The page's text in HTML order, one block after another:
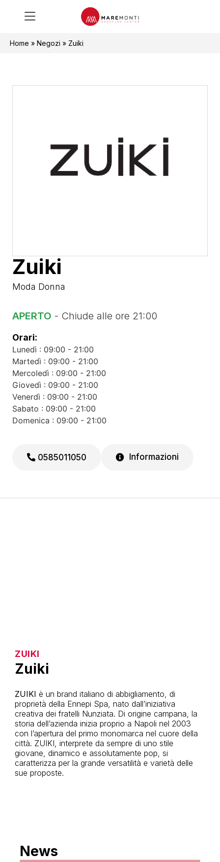
Home » Negozi » Zuiki
Zuiki
Moda Donna
APERTO - Chiude alle ore 21:00
Orari:
Lunedì : 09:00 - 21:00
Martedì : 09:00 - 21:00
Mercoledì : 09:00 - 21:00
Giovedì : 09:00 - 21:00
Venerdì : 09:00 - 21:00
Sabato : 09:00 - 21:00
Domenica : 09:00 - 21:00
0585011050 Informazioni
ZUIKI
Zuiki
ZUIKI è un brand italiano di abbigliamento, di
proprietà della Ennepi Spa, nato dall’iniziativa
creativa dei fratelli Nunziata. Di origine campana, la
storia dell’azienda inizia proprio a Napoli nel 2003
con l’apertura del primo monomarca nel cuore della
città. ZUIKI, interprete da sempre di uno stile
giovane, dinamico e assolutamente pop, si
caratterizza per la grande versatilità e varietà delle
sue proposte.
News